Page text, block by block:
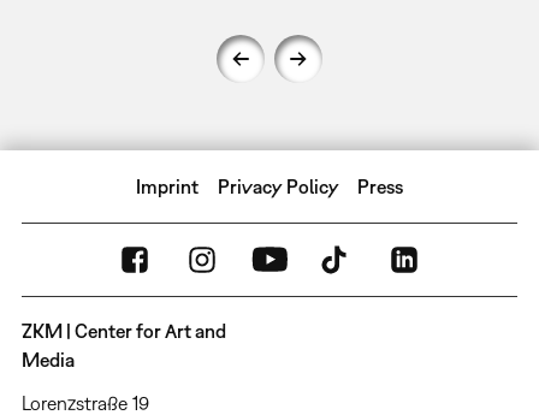
Imprint Privacy Policy Press
ZKM | Center for Art and
Media
Lorenzstraße 19